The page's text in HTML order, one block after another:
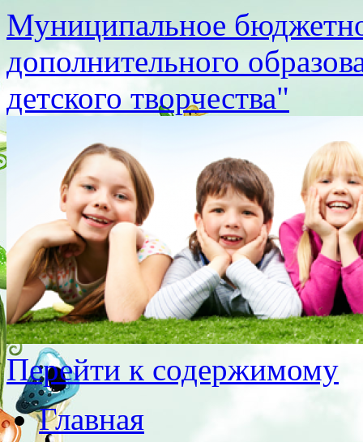
Муниципальное
дополнительного
детского творчества"
Перейти к содержимому
Главная